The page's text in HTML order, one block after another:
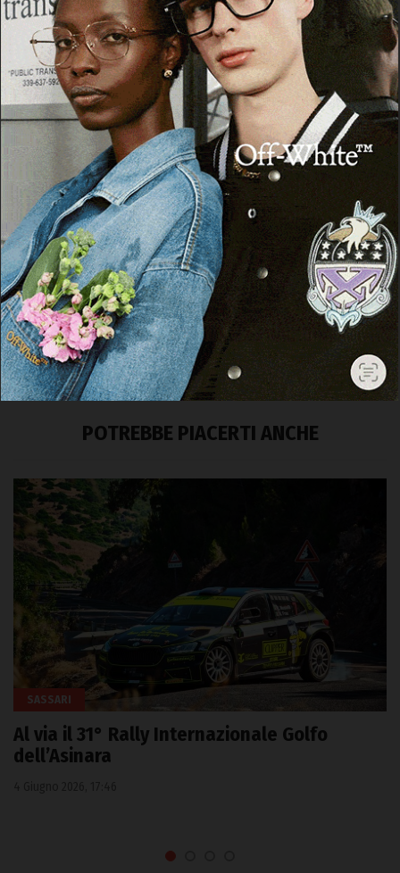
POTREBBE PIACERTI ANCHE
SASSARI
Al via il 31° Rally Internazionale Golfo
dell’Asinara